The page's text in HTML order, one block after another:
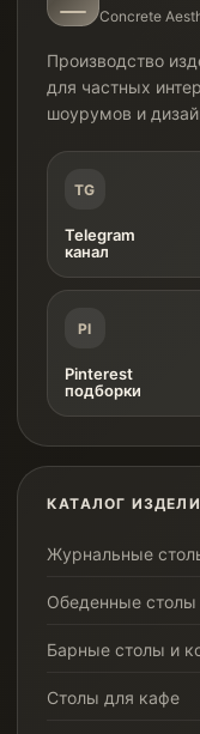
Concrete
Производство
для частных
шоурумов и
TG
Telegram
канал
PI
Pinterest
подборки
КАТАЛОГ
Журнальные
Обеденные столы
Барные столы и
Столы для кафе